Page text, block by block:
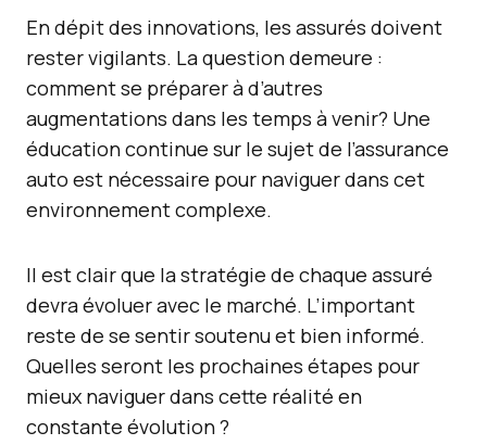
En dépit des innovations, les assurés doivent
rester vigilants. La question demeure :
comment se préparer à d’autres
augmentations dans les temps à venir? Une
éducation continue sur le sujet de l’assurance
auto est nécessaire pour naviguer dans cet
environnement complexe.
Il est clair que la stratégie de chaque assuré
devra évoluer avec le marché. L’important
reste de se sentir soutenu et bien informé.
Quelles seront les prochaines étapes pour
mieux naviguer dans cette réalité en
constante évolution ?